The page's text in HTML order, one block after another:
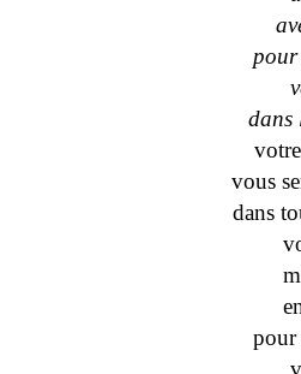
pour
dans
vous
dans
pour